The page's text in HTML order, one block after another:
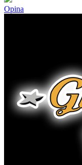
Opina